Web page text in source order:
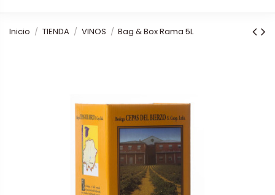
Inicio TIENDA VINOS Bag & Box Rama 5L